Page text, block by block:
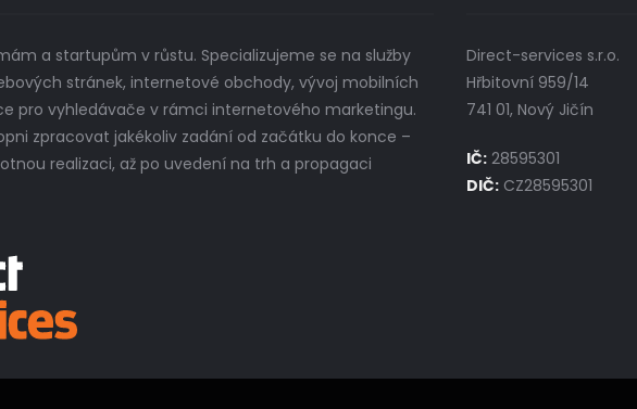
a startupům v růstu. Specializujeme se na služby
stránek, internetové obchody, vývoj mobilních
pro vyhledávače v rámci internetového marketingu.
zpracovat jakékoliv zadání od začátku do konce –
realizaci, až po uvedení na trh a propagaci
Direct-services s.r.o.
Hřbitovní 959/14
741 01, Nový Jičín
IČ: 28595301
DIČ: CZ28595301